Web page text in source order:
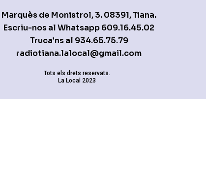
Marquès de Monistrol, 3. 08391, Tiana.
Escriu-nos al Whatsapp609.16.45.02
Truca’ns al 934.65.75.79
radiotiana.lalocal@gmail.com
Tots els drets reservats.
La Local 2023